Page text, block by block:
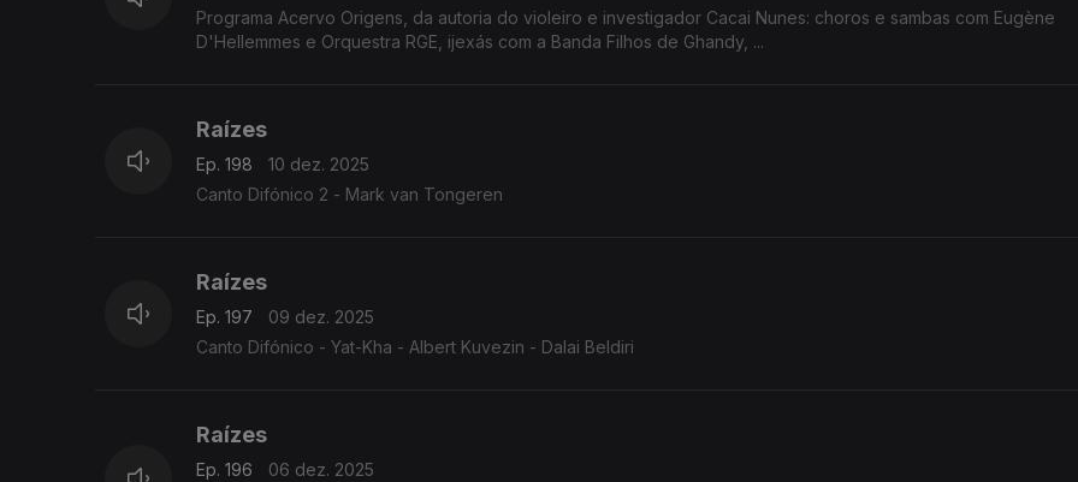
Programa Acervo Origens, da autoria do violeiro e investigador Cacai Nunes: choros e sambas com Eugène
D'Hellemmes e Orquestra RGE, ijexás com a Banda Filhos de Ghandy, ...
Raízes
Ep. 198
10 dez. 2025
Canto Difónico 2 - Mark van Tongeren
Raízes
Ep. 197
09 dez. 2025
Canto Difónico - Yat-Kha - Albert Kuvezin - Dalai Beldiri
Raízes
Ep. 196
06 dez. 2025